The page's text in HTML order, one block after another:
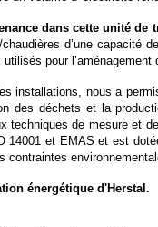
dans cette unité
d’une capacité
pour l’aménagement
installations, nous a
des déchets et la
de mesure et
14001 et EMAS et est
énergétique d'Herstal.